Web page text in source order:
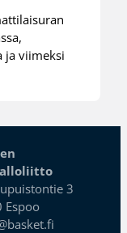
ja viimeksi
3
Espoo